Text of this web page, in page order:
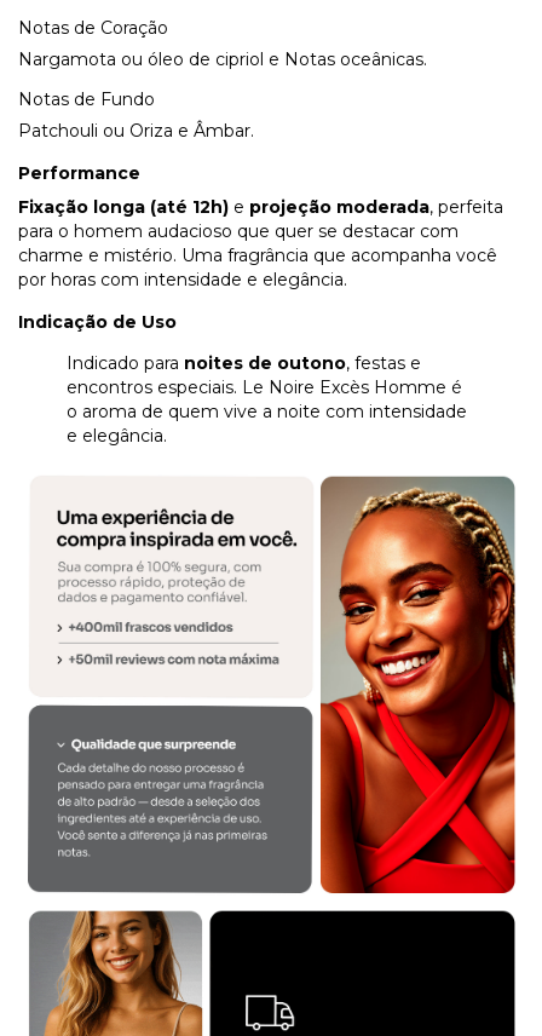
Notas de Coração
Nargamota ou óleo de cipriol e Notas oceânicas.
Notas de Fundo
Patchouli ou Oriza e Âmbar.
Performance
Fixação longa (até 12h) e projeção moderada, perfeita
para o homem audacioso que quer se destacar com
charme e mistério. Uma fragrância que acompanha você
por horas com intensidade e elegância.
Indicação de Uso
Indicado para noites de outono, festas e
encontros especiais. Le Noire Excès Homme é
o aroma de quem vive a noite com intensidade
e elegância.